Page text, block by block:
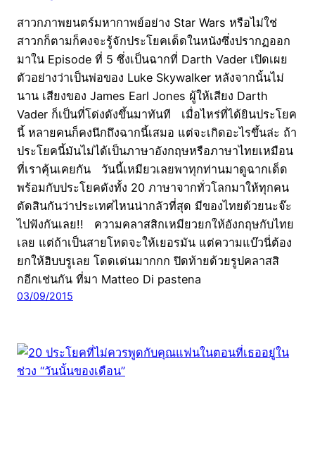
สาวกภาพยนตร์มหากาพย์อย่าง Star Wars หรือไม่ใช่
สาวกก็ตามก็คงจะรู้จักประโยคเด็ดในหนังซึ่งปรากฏออก
มาใน Episode ที่ 5 ซึ่งเป็นฉากที่ Darth Vader เปิดเผย
ตัวอย่างว่าเป็นพ่อของ Luke Skywalker หลังจากนั้นไม่
นาน เสียงของ James Earl Jones ผู้ให้เสียง Darth
Vader ก็เป็นที่โด่งดังขึ้นมาทันที เมื่อไหร่ที่ได้ยินประโยค
นี้ หลายคนก็คงนึกถึงฉากนี้เสมอ แต่จะเกิดอะไรขึ้นล่ะ ถ้า
ประโยคนี้มันไม่ได้เป็นภาษาอังกฤษหรือภาษาไทยเหมือน
ที่เราคุ้นเคยกัน วันนี้เหมียวเลยพาทุกท่านมาดูฉากเด็ด
พร้อมกับประโยคดังทั้ง 20 ภาษาจากทั่วโลกมาให้ทุกคน
ตัดสินกันว่าประเทศไหนน่ากลัวที่สุด มีของไทยด้วยนะจ๊ะ
ไปฟังกันเลย!! ความคลาสสิกเหมียวยกให้อังกฤษกับไทย
เลย แต่ถ้าเป็นสายโหดจะให้เยอรมัน แต่ความแบ๊วนี่ต้อง
ยกให้ฮิบบรูเลย โดดเด่นมากกก ปิดท้ายด้วยรูปคลาสสิ
กอีกเช่นกัน ที่มา Matteo Di pastena
03/09/2015